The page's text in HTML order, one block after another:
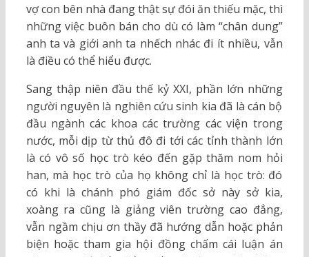
vợ con bên nhà đang thật sự đói ăn thiếu mặc, thì
những việc buôn bán cho dù có làm “chân dung”
anh ta và giới anh ta nhếch nhác đi ít nhiều, vẫn
là điều có thể hiểu được.
Sang thập niên đầu thế kỷ XXI, phần lớn những
người nguyên là nghiên cứu sinh kia đã là cán bộ
đầu ngành các khoa các trường các viện trong
nước, mỗi dịp từ thủ đô đi tới các tỉnh thành lớn
là có vô số học trò kéo đến gặp thăm nom hỏi
han, mà học trò của họ không chỉ là học trò: đó
có khi là chánh phó giám đốc sở này sở kia,
xoàng ra cũng là giảng viên trường cao đẳng,
vẫn ngầm chịu ơn thầy đã hướng dẫn hoặc phản
biện hoặc tham gia hội đồng chấm cái luận án